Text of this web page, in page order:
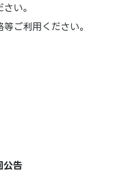
い。
ご利用ください。
公告